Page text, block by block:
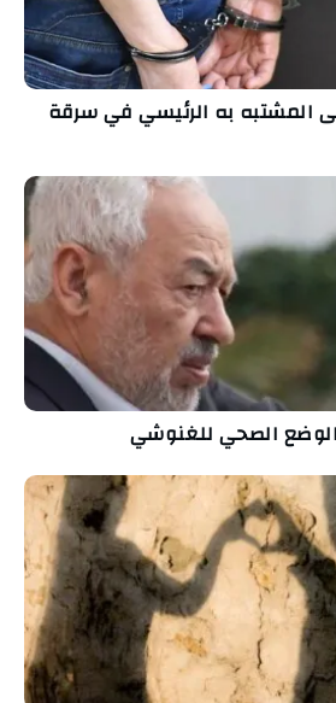
المشتبه به الرئيسي في سرقة
الصحي للغنوشي